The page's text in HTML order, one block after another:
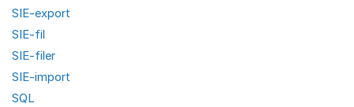
SIE-export
SIE-fil
SIE-filer
SIE-import
SQL